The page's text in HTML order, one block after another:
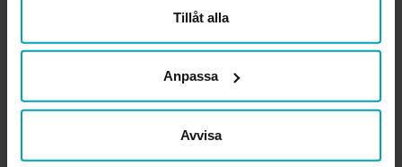
Tillåt alla
Anpassa
Avvisa
kan arbetsterapi. Vi är förbundet för alla legitimerade
värdet av arbetsterapi och av ett hälsofrämjande arbetsliv för alla
Ansvarig utgivare webben